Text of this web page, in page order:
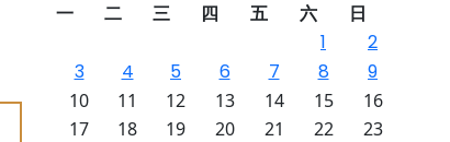
一 二 三 四 五 六 日
1
2
3
4 5 6 7 8 9
10 11 12 13 14 15
16
17
18 19 20 21 22
23